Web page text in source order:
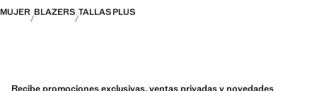
MUJER BLAZERS TALLAS PLUS
Recibe promociones exclusivas, ventas privadas y novedades